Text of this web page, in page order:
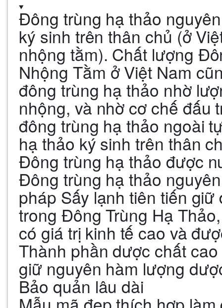
Đông trùng hạ thảo
ký sinh trên thân chủ (ở
nhộng tằm). Chất lượng
Nhộng Tằm ở Việt Nam
đông trùng hạ thảo nhờ
nhộng, và nhờ cơ chế đấu
đông trùng hạ thảo ngoài
hạ thảo ký sinh trên thân
Đông trùng hạ thảo được
Đông trùng hạ thảo
pháp Sấy lạnh tiên tiến
trong Đông Trùng Hạ
có giá trị kinh tế cao và
Thành phần dược chất
giữ nguyên hàm lượng
Bảo quản lâu dài